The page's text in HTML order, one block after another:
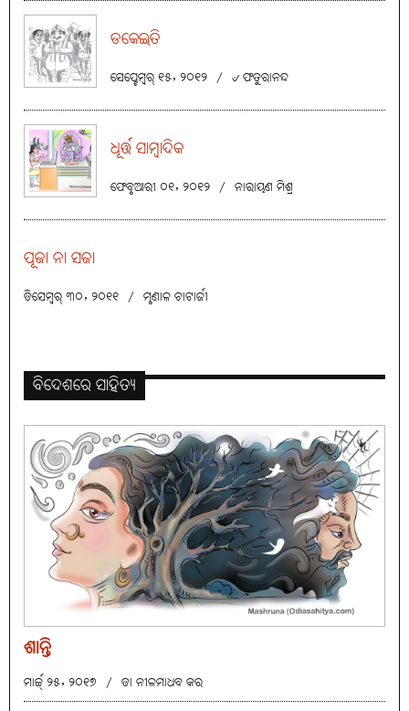
ଡକେଇତି
ସେପ୍ଟେମ୍ବର୍ ୧୫, ୨୦୧୨ / ୰ ଫତୁରାନନ୍ଦ
ଧୂର୍ତ୍ତ ସାମ୍ବାଦିକ
ଫେବୃଆରୀ ୦୧, ୨୦୧୨ / ନାରାୟଣ ମିଶ୍ର
ପୂଜା ନା ସଜା
ଡିସେମ୍ବର୍ ୩୦, ୨୦୧୧ / ମୃଣାଳ ଚାଟାର୍ଜୀ
ବିଦେଶରେ ସାହିତ୍ୟ
ଶାନ୍ତି
ମାର୍ଚ୍ଚ୍ ୨୫, ୨୦୧୭ / ଡା ନୀଳମାଧବ କର